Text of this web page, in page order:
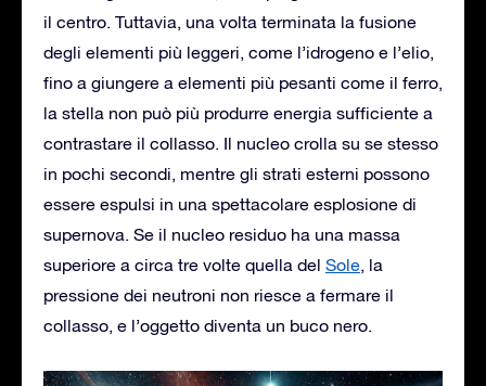
il centro. Tuttavia, una volta terminata la fusione
degli elementi più leggeri, come l’idrogeno e l’elio,
fino a giungere a elementi più pesanti come il ferro,
la stella non può più produrre energia sufficiente a
contrastare il collasso. Il nucleo crolla su se stesso
in pochi secondi, mentre gli strati esterni possono
essere espulsi in una spettacolare esplosione di
supernova. Se il nucleo residuo ha una massa
superiore a circa tre volte quella del Sole, la
pressione dei neutroni non riesce a fermare il
collasso, e l’oggetto diventa un buco nero.